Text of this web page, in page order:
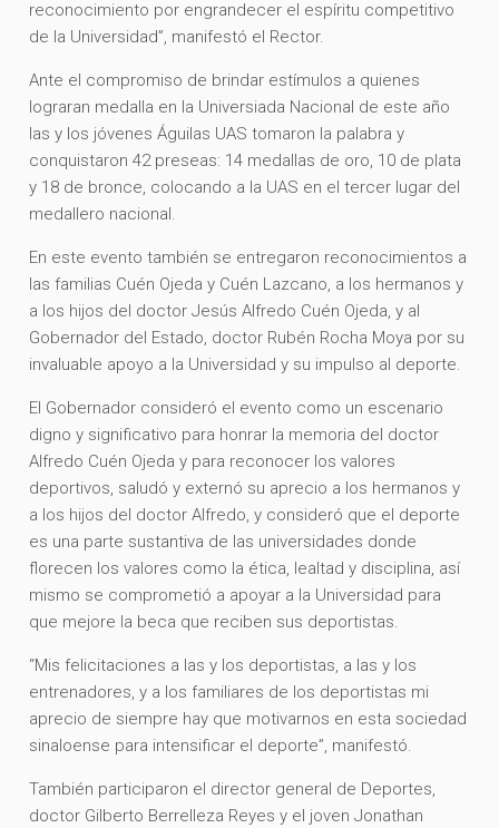
reconocimiento por engrandecer el espíritu competitivo
de la Universidad”, manifestó el Rector.
Ante el compromiso de brindar estímulos a quienes
lograran medalla en la Universiada Nacional de este año
las y los jóvenes Águilas UAS tomaron la palabra y
conquistaron 42 preseas: 14 medallas de oro, 10 de plata
y 18 de bronce, colocando a la UAS en el tercer lugar del
medallero nacional.
En este evento también se entregaron reconocimientos a
las familias Cuén Ojeda y Cuén Lazcano, a los hermanos y
a los hijos del doctor Jesús Alfredo Cuén Ojeda, y al
Gobernador del Estado, doctor Rubén Rocha Moya por su
invaluable apoyo a la Universidad y su impulso al deporte.
El Gobernador consideró el evento como un escenario
digno y significativo para honrar la memoria del doctor
Alfredo Cuén Ojeda y para reconocer los valores
deportivos, saludó y externó su aprecio a los hermanos y
a los hijos del doctor Alfredo, y consideró que el deporte
es una parte sustantiva de las universidades donde
florecen los valores como la ética, lealtad y disciplina, así
mismo se comprometió a apoyar a la Universidad para
que mejore la beca que reciben sus deportistas.
“Mis felicitaciones a las y los deportistas, a las y los
entrenadores, y a los familiares de los deportistas mi
aprecio de siempre hay que motivarnos en esta sociedad
sinaloense para intensificar el deporte”, manifestó.
También participaron el director general de Deportes,
doctor Gilberto Berrelleza Reyes y el joven Jonathan